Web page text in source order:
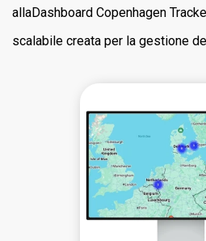
allaDashboard Copenhagen
scalabile creata per la gestione